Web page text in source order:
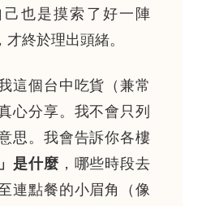
也是摸索了好一陣
終於理出頭緒。
這個台中吃貨（兼常
心分享。我不會只列
思。我會告訴你各樓
是什麼，哪些時段去
連點餐的小眉角（像